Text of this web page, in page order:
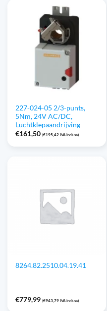
227-024-05 2/3-punts,
5Nm, 24V AC/DC,
Luchtklepaandrijving
€161,50 (€195,42 IVA inclusa)
8264.82.2510.04.19.41
€779,99 (€943,79 IVA inclusa)